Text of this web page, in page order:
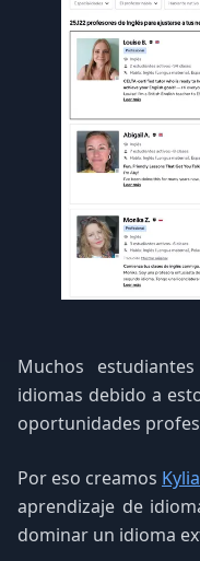
Muchos
idiomas debido a
oportunidades
Por eso creamos
aprendizaje de
dominar un idioma